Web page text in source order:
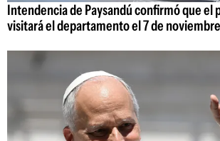
Intendencia de Paysandú confirmó que el
visitará el departamento el 7 de noviembre